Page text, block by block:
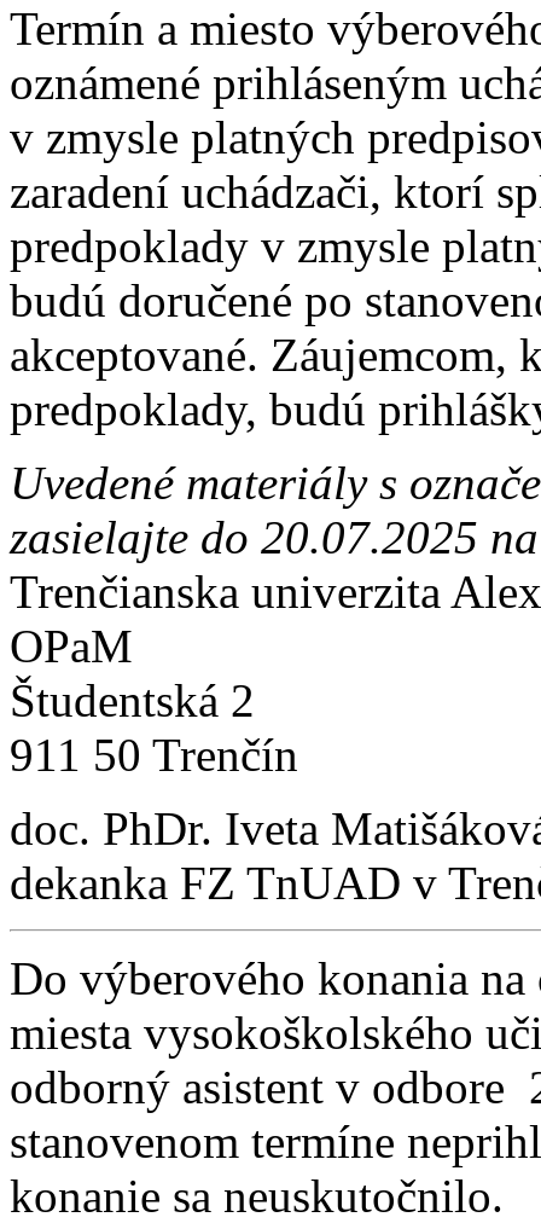
Termín a miesto
oznámené prihláseným
v zmysle platných
zaradení uchádzači, ktorí
predpoklady v zmysle
budú doručené po
akceptované.
predpoklady, budú
Uvedené materiály s
zasielajte do 20.07.2025
Trenčianska univerzita
OPaM
Študentská 2
911 50 Trenčín
doc. PhDr. Iveta
dekanka FZ TnUAD v
Do výberového konania na
miesta vysokoškolského
odborný asistent v odbore
stanovenom termíne
konanie sa neuskutočnilo.